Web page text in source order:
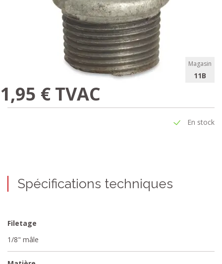
Magasin
11B
1,95 € TVAC
En stock
Spécifications techniques
Filetage
1/8" mâle